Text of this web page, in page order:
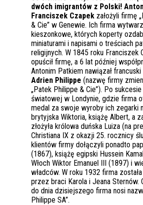
dwóch imigrantów z Polski!
Franciszek Czapek założyli firmę
& Cie” w Genewie. Ich firma
kieszonkowe, których koperty
miniaturami i napisami o treściach
religijnych. W 1845 roku Franciszek
opuścił firmę, a 6 lat później
Antonim Patkiem nawiązał
Adrien Philippe (nazwę firmy
„Patek Philippe & Cie”). Po
światowej w Londynie, gdzie firma
medal za swoje wyroby ich zegarki
brytyjska Wiktoria, książę Albert, a
złożyła królowa duńska Luiza (na
Christiana IX z okazji 25. rocznicy
klientów firmy dołączyli ponadto
(1867), książę egipski Hussein
Włoch Wiktor Emanuel III (1897) i
władców. W roku 1932 firma
przez braci Karola i Jeana Sternów.
do dnia dzisiejszego firma nosi
Philippe SA”.